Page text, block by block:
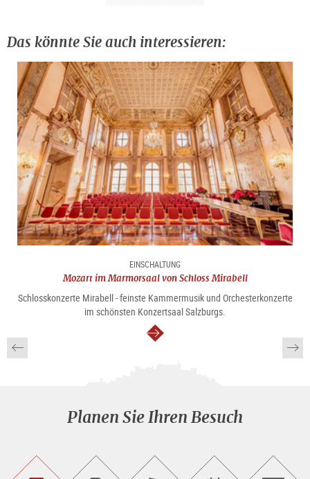
Das könnte Sie auch interessieren:
EINSCHALTUNG
Mozart im Marmorsaal von Schloss Mirabell
Schlosskonzerte Mirabell - feinste Kammermusik und Orchesterkonzerte
im schönsten Konzertsaal Salzburgs.
weiter
Planen Sie Ihren Besuch